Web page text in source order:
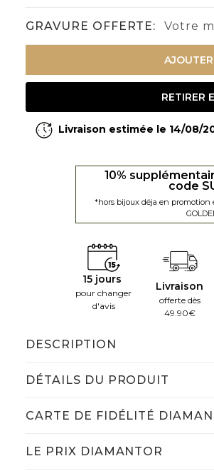
GRAVURE OFFERTE: Votre
RETIRER
Livraison estimée le 14/08/
10%
code
*hors bijoux déja en
15 jours
pour changer
d'avis
Livraison
offerte dès
49.90€
DESCRIPTION
DÉTAILS DU PRODUIT
CARTE DE FIDÉLITÉ
LE PRIX DIAMANTOR